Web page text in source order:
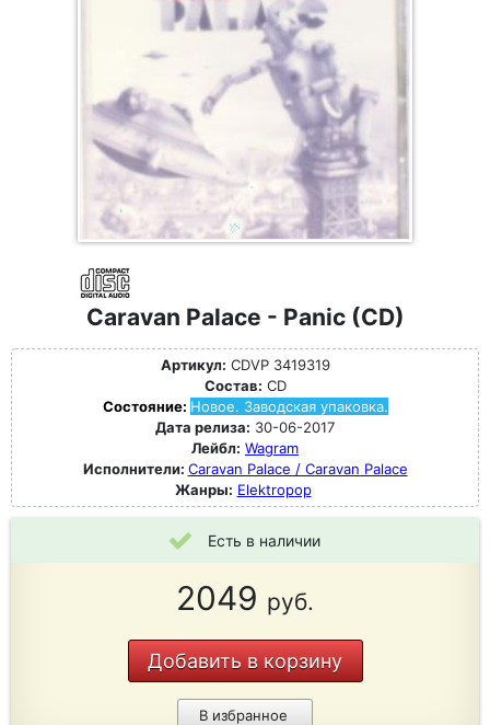
Caravan Palace - Panic (CD)
Артикул: CDVP 3419319
Состав: CD
Состояние: Новое. Заводская упаковка.
Дата релиза: 30-06-2017
Лейбл: Wagram
Исполнители: Caravan Palace / Caravan Palace
Жанры: Elektropop
Есть в наличии
2049 руб.
Добавить в корзину
В избранное